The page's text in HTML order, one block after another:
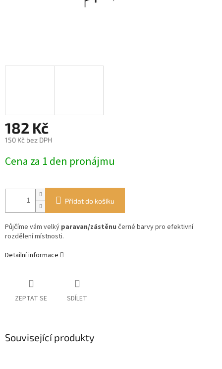
182 Kč
150 Kč bez DPH
cena:
Cena za 1 den pronájmu
Přidat do košíku
Půjčíme vám velký paravan/zástěnu černé barvy pro efektivní
rozdělení místnosti.
Detailní informace
ZEPTAT SE SDÍLET
Související produkty